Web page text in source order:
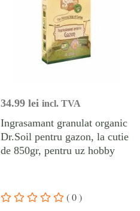
34.99 lei incl. TVA
Ingrasamant granulat organic
Dr.Soil pentru gazon, la cutie
de 850gr, pentru uz hobby
( 0 )